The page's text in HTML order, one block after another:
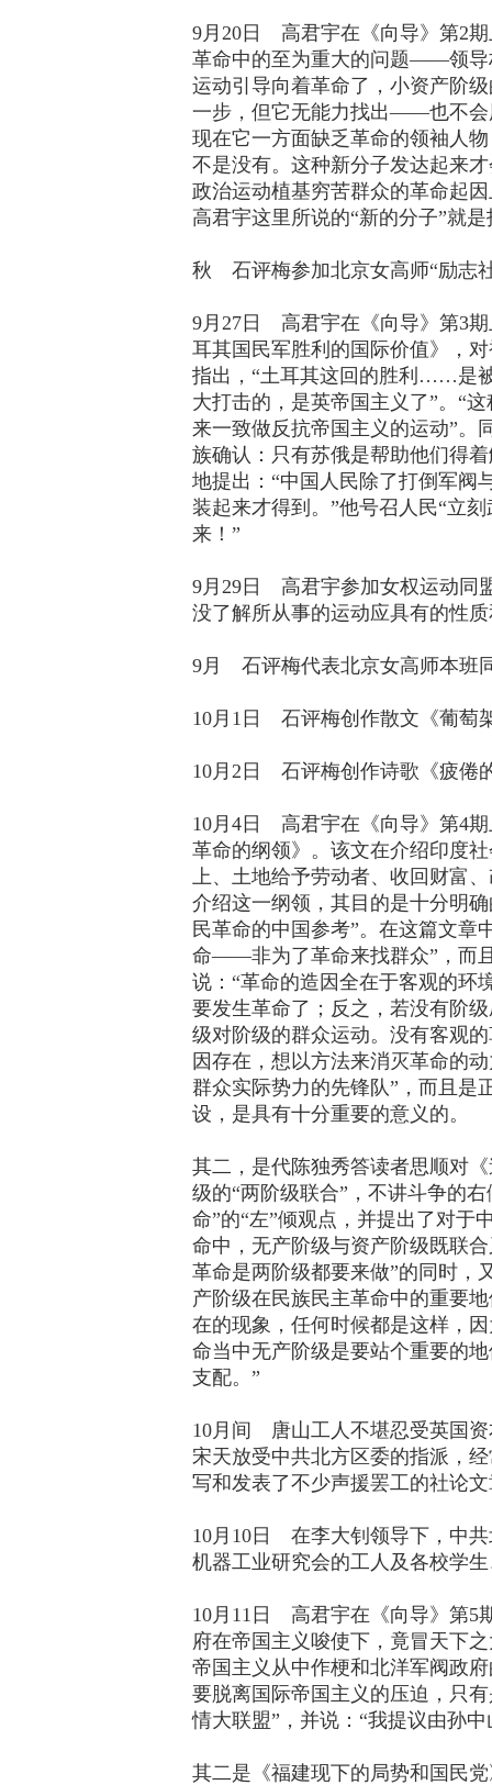
9月20日 高君宇在《向导》第2
革命中的至为重大的问题——领
运动引导向着革命了，小资产阶
一步，但它无能力找出——也不会
现在它一方面缺乏革命的领袖人
不是没有。这种新分子发达起来
政治运动植基穷苦群众的革命起
高君宇这里所说的“新的分子”就
秋 石评梅参加北京女高师“励志
9月27日 高君宇在《向导》第3
耳其国民军胜利的国际价值》，
指出，“土耳其这回的胜利……是
大打击的，是英帝国主义了”。“
来一致做反抗帝国主义的运动”。
族确认：只有苏俄是帮助他们得
地提出：“中国人民除了打倒军阀
装起来才得到。”他号召人民“立
来！”
9月29日 高君宇参加女权运动同
没了解所从事的运动应具有的性
9月 石评梅代表北京女高师本班
10月1日 石评梅创作散文《葡萄
10月2日 石评梅创作诗歌《疲倦
10月4日 高君宇在《向导》第4期
革命的纲领》。该文在介绍印度
上、土地给予劳动者、收回财富
介绍这一纲领，其目的是十分明
民革命的中国参考”。在这篇文章
命——非为了革命来找群众”，而
说：“革命的造因全在于客观的环
要发生革命了；反之，若没有阶
级对阶级的群众运动。没有客观
因存在，想以方法来消灭革命的
群众实际势力的先锋队”，而且是
设，是具有十分重要的意义的。
其二，是代陈独秀答读者思顺对
级的“两阶级联合”，不讲斗争的
命”的“左”倾观点，并提出了对于
命中，无产阶级与资产阶级既联
革命是两阶级都要来做”的同时，
产阶级在民族民主革命中的重要
在的现象，任何时候都是这样，
命当中无产阶级是要站个重要的
支配。”
10月间 唐山工人不堪忍受英国资
宋天放受中共北方区委的指派，
写和发表了不少声援罢工的社论
10月10日 在李大钊领导下，中共
机器工业研究会的工人及各校学
10月11日 高君宇在《向导》第5
府在帝国主义唆使下，竟冒天下
帝国主义从中作梗和北洋军阀政
要脱离国际帝国主义的压迫，只
情大联盟”，并说：“我提议由孙
其二是《福建现下的局势和国民